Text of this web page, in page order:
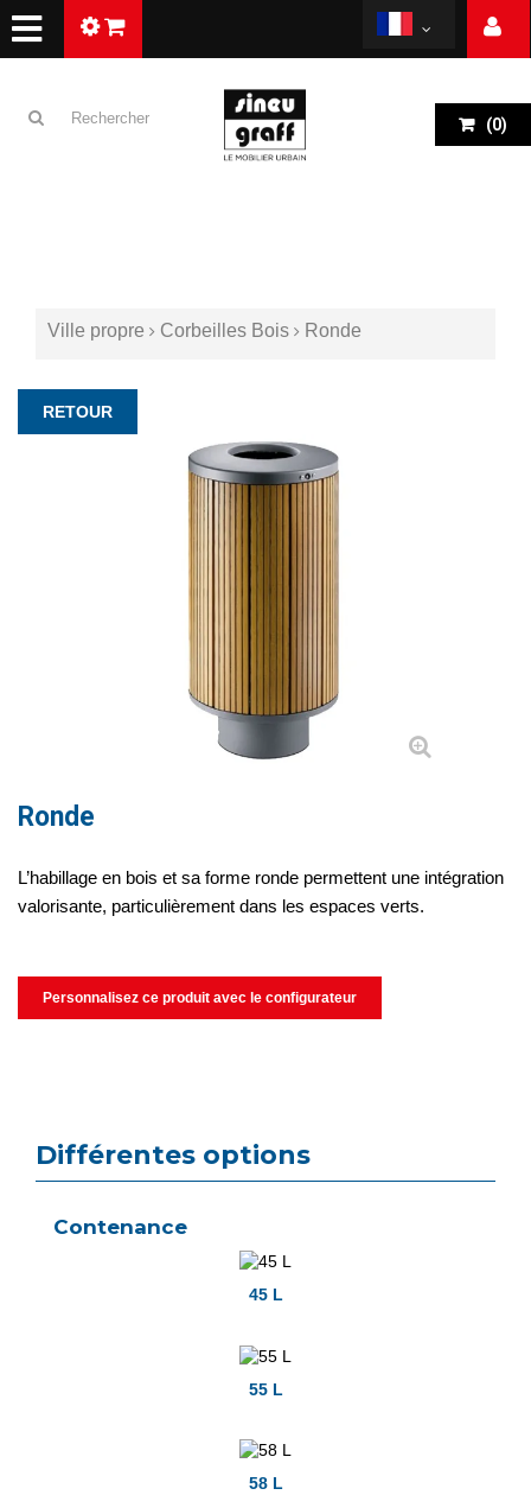
(0)
Ville propre Corbeilles Bois Ronde
RETOUR
Ronde
L’habillage en bois et sa forme ronde permettent une intégration
valorisante, particulièrement dans les espaces verts.
Personnalisez ce produit avec le configurateur
Différentes options
Contenance
45 L
55 L
58 L